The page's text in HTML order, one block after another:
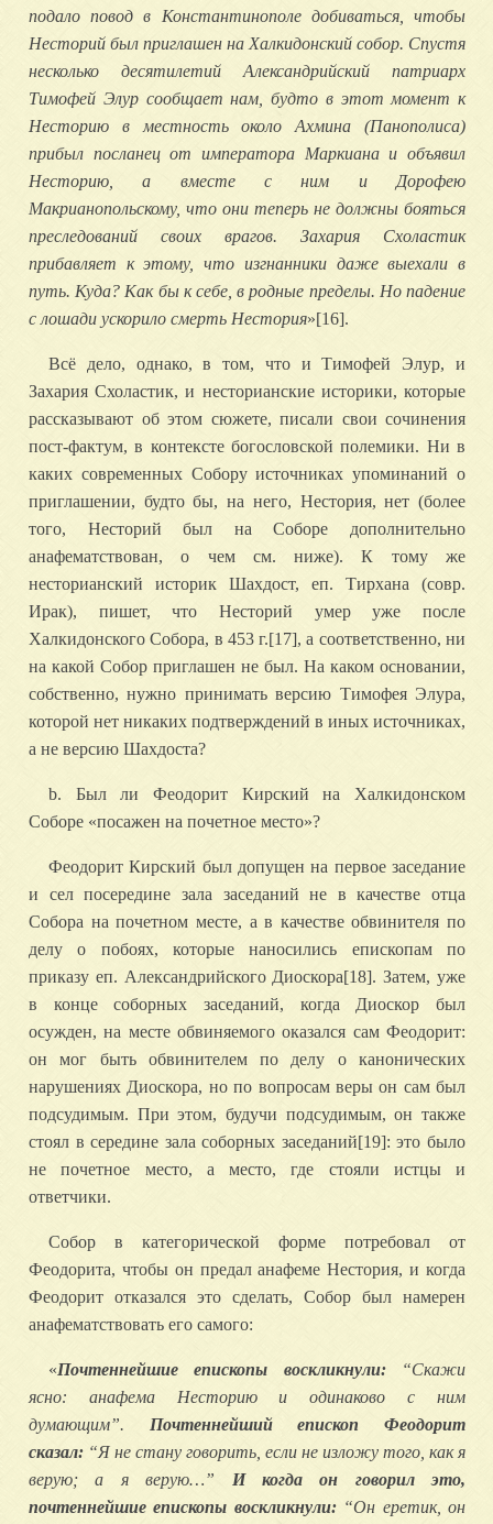
подало повод в Константинополе добиваться, чтобы
Несторий был приглашен на Халкидонский собор. Спустя
несколько десятилетий Александрийский патриарх
Тимофей Элур сообщает нам, будто в этот момент к
Несторию в местность около Ахмина (Панополиса)
прибыл посланец от императора Маркиана и объявил
Несторию, а вместе с ним и Дорофею
Макрианопольскому, что они теперь не должны бояться
преследований своих врагов. Захария Схоластик
прибавляет к этому, что изгнанники даже выехали в
путь. Куда? Как бы к себе, в родные пределы. Но падение
с лошади ускорило смерть Нестория»[16].
Всё дело, однако, в том, что и Тимофей Элур, и
Захария Схоластик, и несторианские историки, которые
рассказывают об этом сюжете, писали свои сочинения
пост-фактум, в контексте богословской полемики. Ни в
каких современных Собору источниках упоминаний о
приглашении, будто бы, на него, Нестория, нет (более
того, Несторий был на Соборе дополнительно
анафематствован, о чем см. ниже). К тому же
несторианский историк Шахдост, еп. Тирхана (совр.
Ирак), пишет, что Несторий умер уже после
Халкидонского Собора, в 453 г.[17], а соответственно, ни
на какой Собор приглашен не был. На каком основании,
собственно, нужно принимать версию Тимофея Элура,
которой нет никаких подтверждений в иных источниках,
а не версию Шахдоста?
b. Был ли Феодорит Кирский на Халкидонском
Соборе «посажен на почетное место»?
Феодорит Кирский был допущен на первое заседание
и сел посередине зала заседаний не в качестве отца
Собора на почетном месте, а в качестве обвинителя по
делу о побоях, которые наносились епископам по
приказу еп. Александрийского Диоскора[18]. Затем, уже
в конце соборных заседаний, когда Диоскор был
осужден, на месте обвиняемого оказался сам Феодорит:
он мог быть обвинителем по делу о канонических
нарушениях Диоскора, но по вопросам веры он сам был
подсудимым. При этом, будучи подсудимым, он также
стоял в середине зала соборных заседаний[19]: это было
не почетное место, а место, где стояли истцы и
ответчики.
Собор в категорической форме потребовал от
Феодорита, чтобы он предал анафеме Нестория, и когда
Феодорит отказался это сделать, Собор был намерен
анафематствовать его самого:
«Почтеннейшие епископы воскликнули:“Скажи
ясно: анафема Несторию и одинаково с ним
думающим”. Почтеннейший епископ Феодорит
сказал: “Я не стану говорить, если не изложу того, как я
верую; а я верую…” И когда он говорил это,
почтеннейшие епископы воскликнули:“Он еретик, он